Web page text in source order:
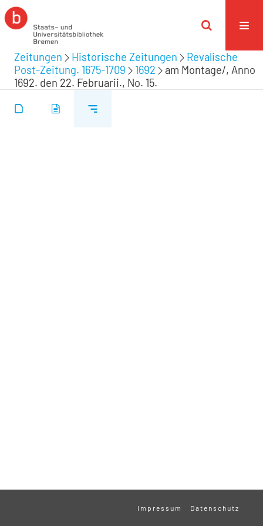
Zeitungen Historische Zeitungen
Revalische
Post-Zeitung. 1675-1709
1692
am Montage/, Anno
1692. den 22. Februarii., No. 15.
Impressum Datenschutz